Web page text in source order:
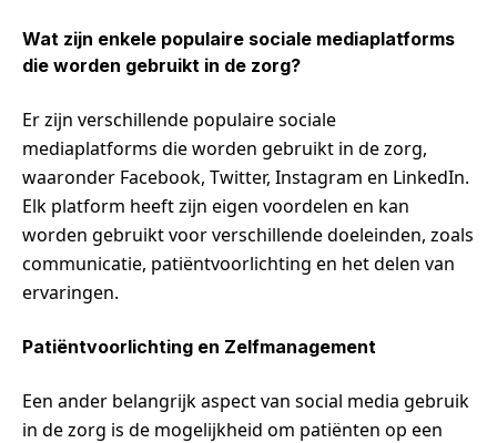
Wat zijn enkele populaire sociale mediaplatforms
die worden gebruikt in de zorg?
Er zijn verschillende populaire sociale
mediaplatforms die worden gebruikt in de zorg,
waaronder Facebook, Twitter, Instagram en LinkedIn.
Elk platform heeft zijn eigen voordelen en kan
worden gebruikt voor verschillende doeleinden, zoals
communicatie, patiëntvoorlichting en het delen van
ervaringen.
Patiëntvoorlichting en Zelfmanagement
Een ander belangrijk aspect van social media gebruik
in de zorg is de mogelijkheid om patiënten op een